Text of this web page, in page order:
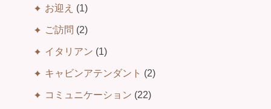
お迎え (1)
ご訪問 (2)
イタリアン (1)
キャビンアテンダント (2)
コミュニケーション (22)